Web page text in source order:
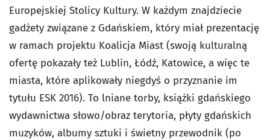
Europejskiej Stolicy Kultury. W każdym znajdziecie
gadżety związane z Gdańskiem, który miał prezentację
w ramach projektu Koalicja Miast (swoją kulturalną
ofertę pokazały też Lublin, Łódź, Katowice, a więc te
miasta, które aplikowały niegdyś o przyznanie im
tytułu ESK 2016). To lniane torby, książki gdańskiego
wydawnictwa słowo/obraz terytoria, płyty gdańskich
muzyków, albumy sztuki i świetny przewodnik (po